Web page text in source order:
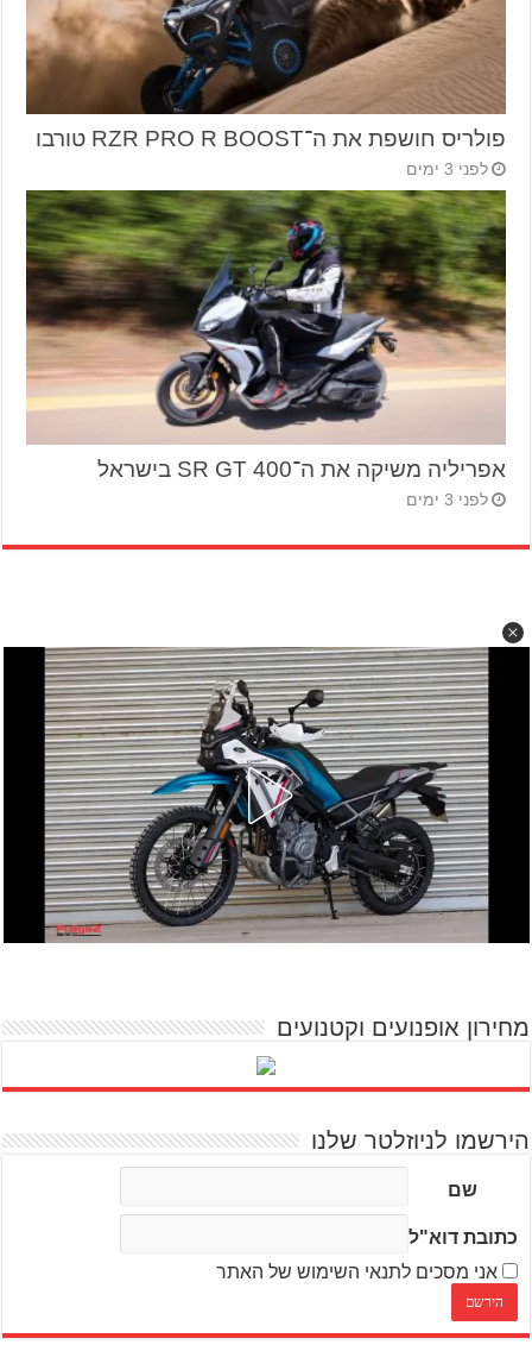
פולריס חושפת את ה־RZR PRO R BOOST טורבו
לפני 3 ימים
אפריליה משיקה את ה־SR GT 400 בישראל
לפני 3 ימים
מחירון אופנועים וקטנועים
הירשמו לניוזלטר שלנו
שם
כתובת דוא"ל
אני מסכים לתנאי השימוש של האתר